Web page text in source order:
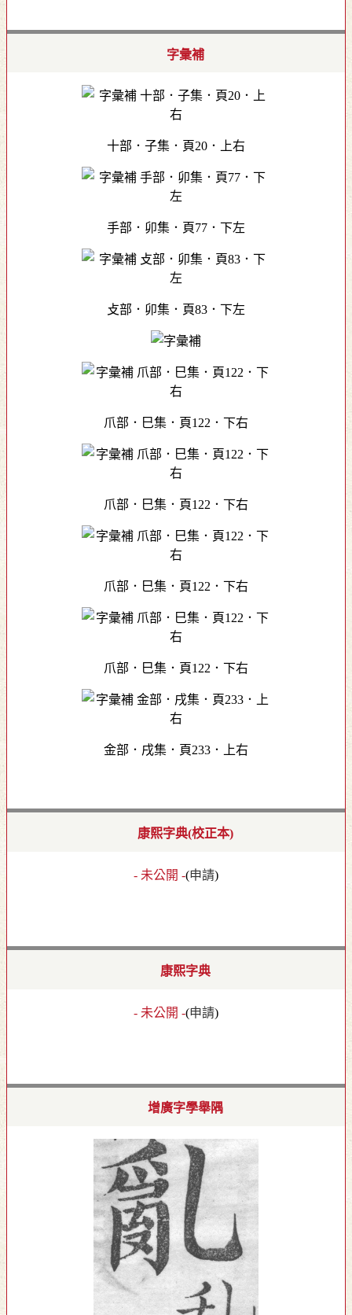
字彙補
十部．子集．頁20．上右
手部．卯集．頁77．下左
攴部．卯集．頁83．下左
爪部．巳集．頁122．下右
爪部．巳集．頁122．下右
爪部．巳集．頁122．下右
爪部．巳集．頁122．下右
金部．戌集．頁233．上右
康熙字典(校正本)
- 未公開 -(申請)
康熙字典
- 未公開 -(申請)
增廣字學舉隅